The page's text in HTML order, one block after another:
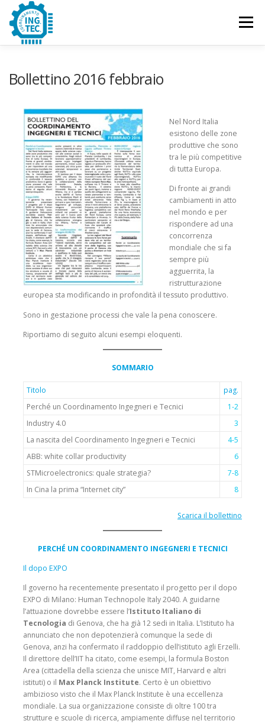
Passa
contenuto
Menu
CONTATTACI
Bollettino 2016 febbraio
Nel Nord Italia
esistono delle zone
produttive che sono
tra le più competitive
di tutta Europa.
Di fronte ai grandi
cambiamenti in atto
nel mondo e per
rispondere ad una
concorrenza
mondiale che si fa
sempre più
agguerrita, la
ristrutturazione
europea sta modificando in profondità il tessuto produttivo.
Sono in gestazione processi che vale la pena conoscere.
Riportiamo di seguito alcuni esempi eloquenti.
SOMMARIO
Titolo
pag.
Perché un Coordinamento Ingegneri e Tecnici
1-2
Industry 4.0
3
La nascita del Coordinamento Ingegneri e Tecnici
4-5
ABB: white collar productivity
6
STMicroelectronics: quale strategia?
7-8
In Cina la prima “Internet city”
8
Scarica il bollettino
PERCHÉ UN COORDINAMENTO INGEGNERI E TECNICI
Il dopo EXPO
Il governo ha recentemente presentato il progetto per il dopo
EXPO di Milano: Human Technopole Italy 2040. A guidarne
l’attuazione dovrebbe essere l’Istituto Italiano di
Tecnologia di Genova, che ha già 12 sedi in Italia. L’Istituto ha
annunciato che non depotenzierà comunque la sede di
Genova, anzi ha confermato il raddoppio dell’istituto agli Erzelli.
Il direttore dell’IIT ha citato, come esempi, la formula Boston
Area (cittadella della scienza che unisce MIT, Harvard e altri
istituti) o il Max Planck Institute. Certo è un obiettivo
ambizioso visto che il Max Planck Institute è una eccellenza
mondiale. La sua organizzazione consiste di oltre 100 tra
strutture e scuole di ricerca, ampiamente diffuse nel territorio